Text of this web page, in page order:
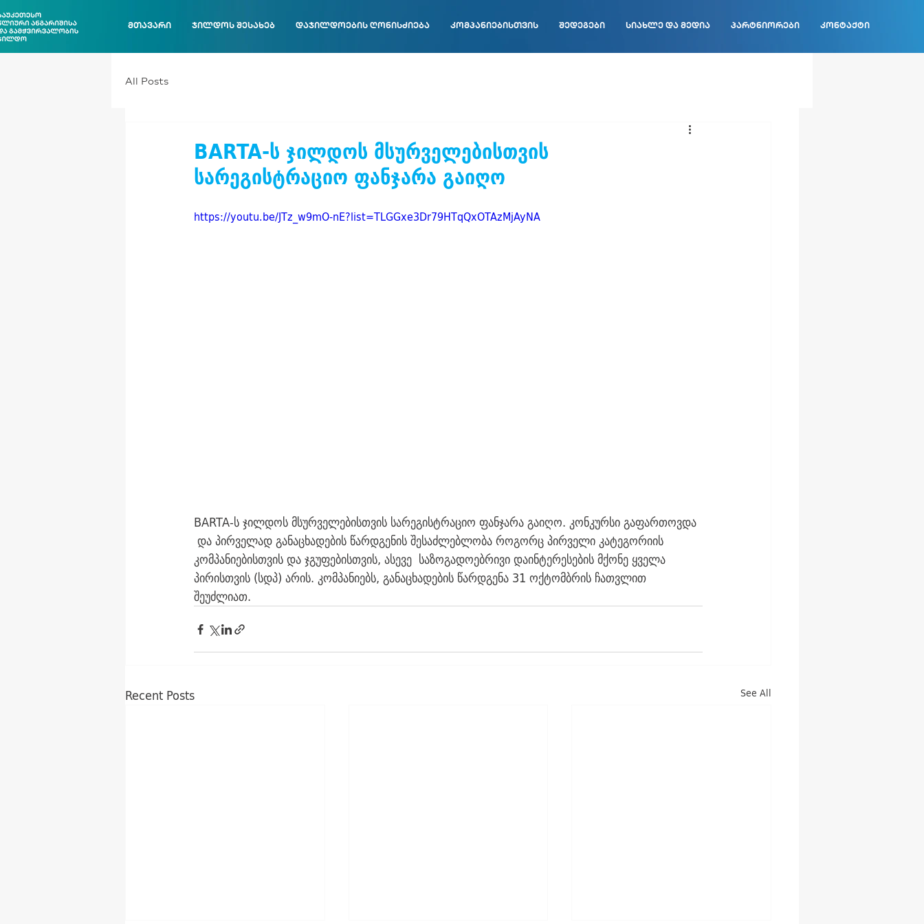
მთავარი ჯილდოს შესახებ დაჯილდოების ღონისძიება კომპანიებისთვის შედეგები სიახლე და მედია პარტნიორები კონტაქტი
All Posts
BARTA-ს ჯილდოს მსურველებისთვის
სარეგისტრაციო ფანჯარა გაიღო
https://youtu.be/JTz_w9mO-nE?list=TLGGxe3Dr79HTqQxOTAzMjAyNA
BARTA-ს ჯილდოს მსურველებისთვის სარეგისტრაციო ფანჯარა გაიღო. კონკურსი გაფართოვდა
და პირველად განაცხადების წარდგენის შესაძლებლობა როგორც პირველი კატეგორიის
კომპანიებისთვის და ჯგუფებისთვის, ასევე  საზოგადოებრივი დაინტერესების მქონე ყველა
პირისთვის (სდპ) არის. კომპანიებს, განაცხადების წარდგენა 31 ოქტომბრის ჩათვლით
შეუძლიათ.
Recent Posts See All